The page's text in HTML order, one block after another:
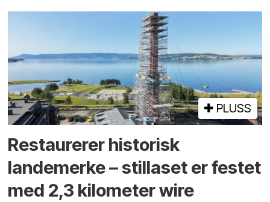
PLUSS
Restaurerer historisk
landemerke – stillaset er festet
med 2,3 kilometer wire